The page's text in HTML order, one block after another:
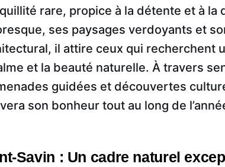
rare, propice à la détente et à la
ses paysages verdoyants et
il attire ceux qui recherchent
et la beauté naturelle. À travers
guidées et découvertes
son bonheur tout au long de
Savin : Un cadre naturel